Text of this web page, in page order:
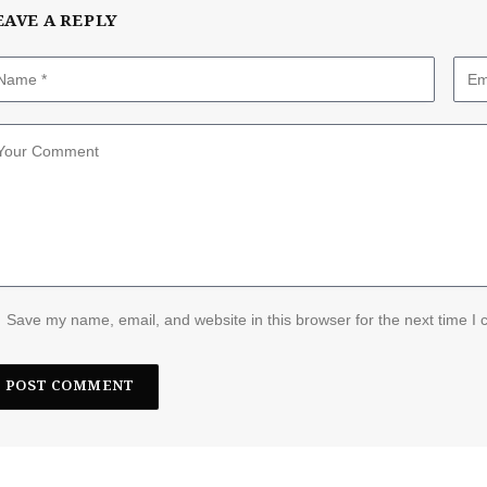
A REPLY
Save my name, email, and website in this browser for the next time I